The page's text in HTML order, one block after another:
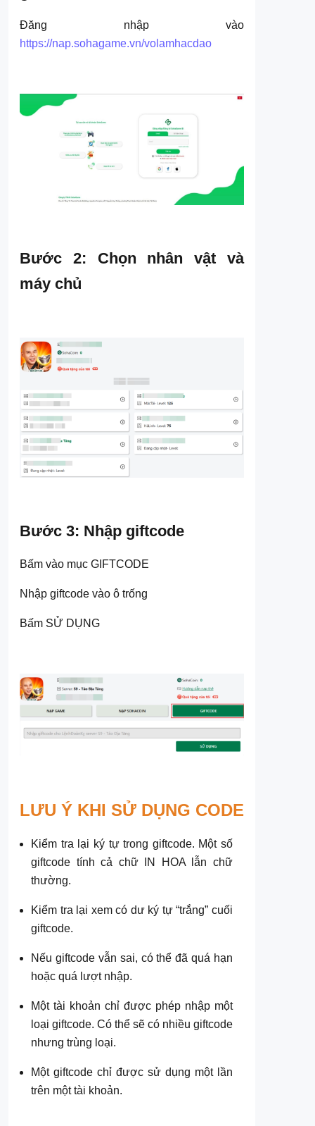
Đăng nhập vào
https://nap.sohagame.vn/volamhacdao
Bước 2: Chọn nhân vật và
máy chủ
Bước 3: Nhập giftcode
Bấm vào mục GIFTCODE
Nhập giftcode vào ô trống
Bấm SỬ DỤNG
LƯU Ý KHI SỬ DỤNG CODE
Kiểm tra lại ký tự trong giftcode. Một số
giftcode tính cả chữ IN HOA lẫn chữ
thường.
Kiểm tra lại xem có dư ký tự “trắng” cuối
giftcode.
Nếu giftcode vẫn sai, có thể đã quá hạn
hoặc quá lượt nhập.
Một tài khoản chỉ được phép nhập một
loại giftcode. Có thể sẽ có nhiều giftcode
nhưng trùng loại.
Một giftcode chỉ được sử dụng một lần
trên một tài khoản.